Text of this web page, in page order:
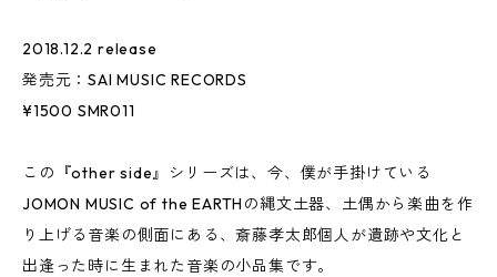
2018.12.2 release
発売元：SAI MUSIC RECORDS
¥1500 SMR011
この『other side』シリーズは、今、僕が手掛けている
JOMON MUSIC of the EARTHの縄文土器、土偶から楽曲を作
り上げる音楽の側面にある、斎藤孝太郎個人が遺跡や文化と
出逢った時に生まれた音楽の小品集です。